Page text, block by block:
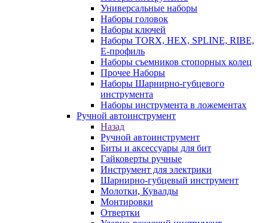
Универсальные наборы
Наборы головок
Наборы ключей
Наборы TORX, HEX, SPLINE, RIBE,
E-профиль
Наборы съемников стопорных колец
Прочее Наборы
Наборы Шарнирно-губцевого
инструмента
Наборы инструмента в ложементах
Ручной автоинструмент
Назад
Ручной автоинструмент
Биты и аксессуары для бит
Гайковерты ручные
Инструмент для электрики
Шарнирно-губцевый инструмент
Молотки, Кувалды
Монтировки
Отвертки